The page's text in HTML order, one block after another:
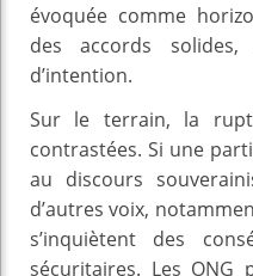
évoquée comme
des accords solides,
d’intention.
Sur le terrain, la
contrastées. Si une
au discours
d’autres voix,
s’inquiètent des
sécuritaires. Les ONG